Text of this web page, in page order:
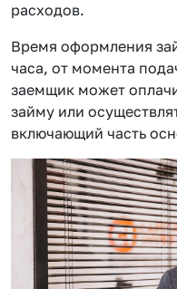
расходов.
Время оформления
часа, от момента
заемщик может
займу или
включающий часть